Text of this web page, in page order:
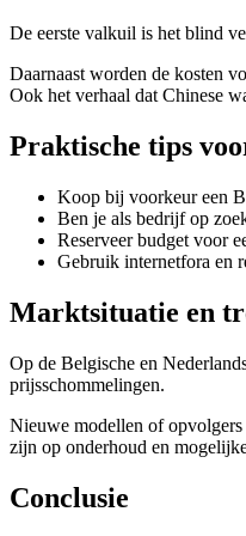
De eerste valkuil is het blind
Daarnaast worden de kosten
Ook het verhaal dat Chinese
Praktische tips
Koop bij voorkeur een
Ben je als bedrijf op
Reserveer budget voor
Gebruik internetfora en
Marktsituatie en
Op de Belgische en
prijsschommelingen.
Nieuwe modellen of
zijn op onderhoud en
Conclusie